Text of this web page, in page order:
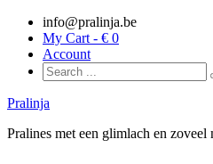
info@pralinja.be
My Cart - € 0
Account
Pralinja
Pralines met een glimlach en